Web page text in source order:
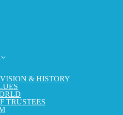
& HISTORY
TRUSTEES